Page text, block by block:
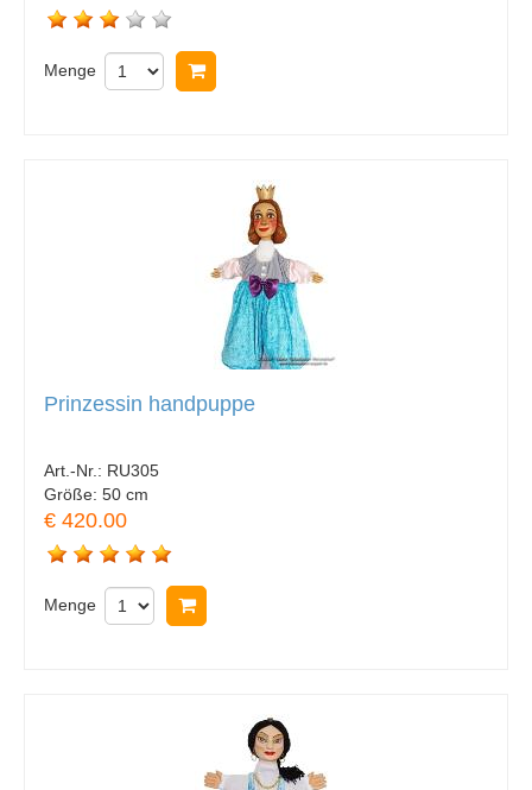
Menge
Prinzessin handpuppe
Art.-Nr.: RU305
Größe: 50 cm
€ 420.00
Menge